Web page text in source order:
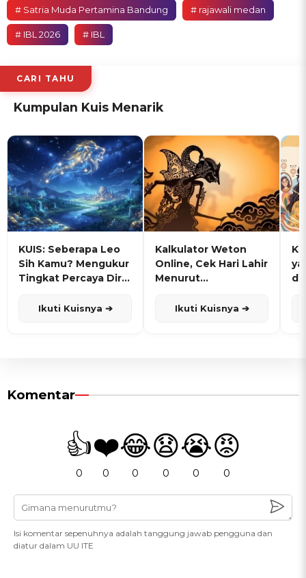
# Satria Muda Pertamina Bandung # rajawali medan
# IBL 2026 # IBL
CARI TAHU
Kumpulan Kuis Menarik
KUIS: Seberapa Leo
Sih Kamu? Mengukur
Tingkat Percaya Diri
Ikuti Kuisnya ➔
Kalkulator Weton
Online, Cek Hari Lahir
Menurut
Ikuti Kuisnya ➔
Komentar
👍
0
❤️
0
😂
0
😧
0
😭
0
😡
0
Isi komentar sepenuhnya adalah tanggung jawab pengguna dan
diatur dalam UU ITE